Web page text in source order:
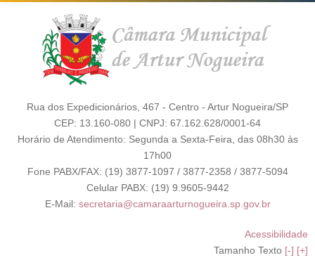
Rua dos Expedicionários, 467 - Centro - Artur Nogueira/SP
CEP: 13.160-080 | CNPJ: 67.162.628/0001-64
Horário de Atendimento: Segunda a Sexta-Feira, das 08h30 às
17h00
Fone PABX/FAX: (19) 3877-1097 / 3877-2358 / 3877-5094
Celular PABX: (19) 9.9605-9442
E-Mail: secretaria@camaraarturnogueira.sp.gov.br
Acessibilidade
Tamanho Texto [-] [+]